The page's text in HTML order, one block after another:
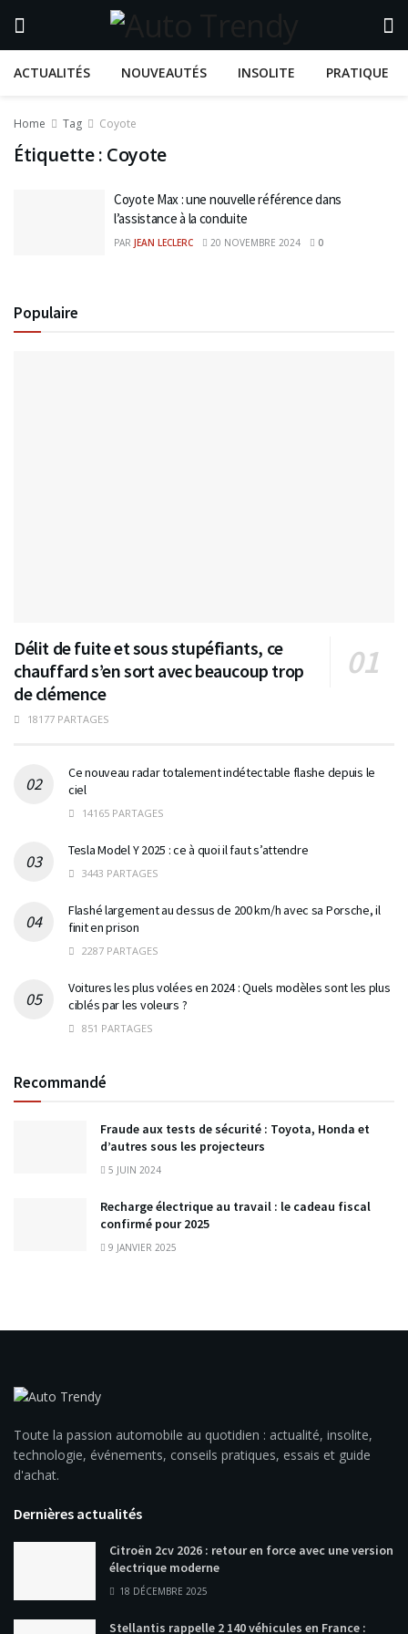
ACTUALITÉS NOUVEAUTÉS INSOLITE PRATIQUE
Home Tag Coyote
Étiquette : Coyote
Coyote Max : une nouvelle référence dans
l’assistance à la conduite
PAR JEAN LECLERC 20 NOVEMBRE 2024 0
Populaire
Délit de fuite et sous stupéfiants, ce
chauffard s’en sort avec beaucoup trop
de clémence
18177 PARTAGES
Ce nouveau radar totalement indétectable flashe depuis le
ciel
14165 PARTAGES
Tesla Model Y 2025 : ce à quoi il faut s’attendre
3443 PARTAGES
Flashé largement au dessus de 200 km/h avec sa Porsche, il
finit en prison
2287 PARTAGES
Voitures les plus volées en 2024 : Quels modèles sont les plus
ciblés par les voleurs ?
851 PARTAGES
Recommandé
Fraude aux tests de sécurité : Toyota, Honda et
d’autres sous les projecteurs
5 JUIN 2024
Recharge électrique au travail : le cadeau fiscal
confirmé pour 2025
9 JANVIER 2025
Toute la passion automobile au quotidien : actualité, insolite,
technologie, événements, conseils pratiques, essais et guide
d'achat.
Dernières actualités
Citroën 2cv 2026 : retour en force avec une version
électrique moderne
18 DÉCEMBRE 2025
Stellantis rappelle 2 140 véhicules en France :